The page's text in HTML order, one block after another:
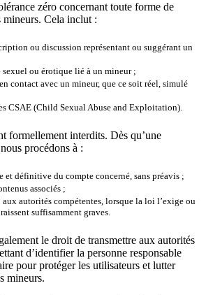
zéro concernant toute forme de
Cela inclut :
ou discussion représentant ou suggérant un
sexuel ou érotique lié à un mineur ;
contact avec un mineur, que ce soit réel, simulé
CSAE (Child Sexual Abuse and Exploitation).
formellement interdits. Dès qu’une
procédons à :
et définitive du compte concerné, sans préavis ;
associés ;
autorités compétentes, lorsque la loi l’exige ou
suffisamment graves.
le droit de transmettre aux autorités
d’identifier la personne responsable
pour protéger les utilisateurs et lutter
mineurs.